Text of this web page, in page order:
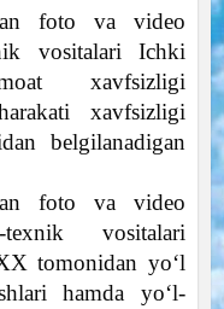
foto va video
vositalari Ichki
xavfsizligi
xavfsizligi
belgilanadigan
foto va video
vositalari
tomonidan yo‘l
hamda yo‘l-